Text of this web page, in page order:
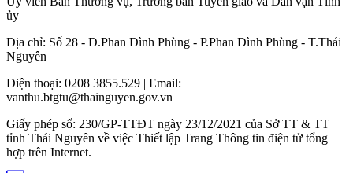
ủy
Địa chỉ: Số 28 - Đ.Phan Đình Phùng - P.Phan Đình Phùng - T.Thái
Nguyên
Điện thoại: 0208 3855.529 | Email:
vanthu.btgtu@thainguyen.gov.vn
Giấy phép số: 230/GP-TTĐT ngày 23/12/2021 của Sở TT & TT
tỉnh Thái Nguyên về việc Thiết lập Trang Thông tin điện tử tổng
hợp trên Internet.